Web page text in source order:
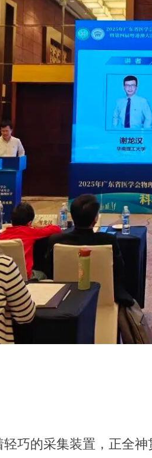
巧的采集装置，正全